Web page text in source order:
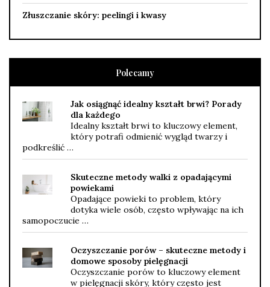
Złuszczanie skóry: peelingi i kwasy
Polecamy
Jak osiągnąć idealny kształt brwi? Porady
dla każdego
Idealny kształt brwi to kluczowy element,
który potrafi odmienić wygląd twarzy i
podkreślić …
Skuteczne metody walki z opadającymi
powiekami
Opadające powieki to problem, który
dotyka wiele osób, często wpływając na ich
samopoczucie …
Oczyszczanie porów – skuteczne metody i
domowe sposoby pielęgnacji
Oczyszczanie porów to kluczowy element
w pielęgnacji skóry, który często jest